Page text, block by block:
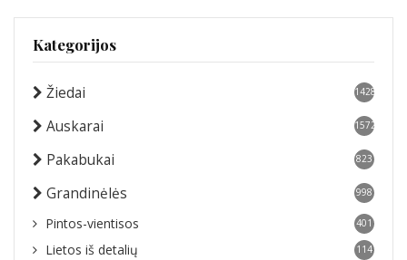
Kategorijos
Žiedai 1428
Auskarai 1572
Pakabukai 823
Grandinėlės 998
Pintos-vientisos 401
Lietos iš detalių 114